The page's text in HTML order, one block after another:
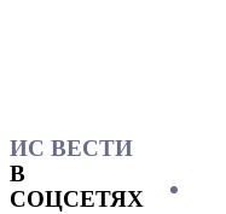
ИС ВЕСТИ
В
СОЦСЕТЯХ